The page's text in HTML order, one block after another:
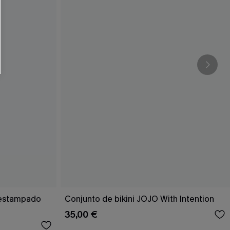
Conjunto de bikini JOJO With Intention
35,00 €
formulario, usted acepta nuestros
de Cupshe en cualquier momento del
y ofertas adaptados a su perfil.